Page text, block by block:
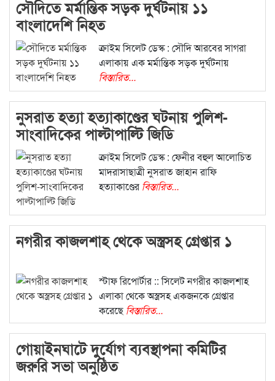
সৌদিতে মর্মান্তিক সড়ক দুর্ঘটনায় ১১
বাংলাদেশি নিহত
ক্রাইম সিলেট ডেস্ক : সৌদি আরবের সাগরা
এলাকায় এক মর্মান্তিক সড়ক দুর্ঘটনায়
বিস্তারিত...
নুসরাত হত্যা হত্যাকাণ্ডের ঘটনায় পুলিশ-
সাংবাদিকের পাল্টাপাল্টি জিডি
ক্রাইম সিলেট ডেস্ক : ফেনীর বহুল আলোচিত
মাদরাসাছাত্রী নুসরাত জাহান রাফি
হত্যাকাণ্ডের বিস্তারিত...
নগরীর কাজলশাহ থেকে অস্ত্রসহ গ্রেপ্তার ১
স্টাফ রিপোর্টার :: সিলেট নগরীর কাজলশাহ
এলাকা থেকে অস্ত্রসহ একজনকে গ্রেপ্তার
করেছে বিস্তারিত...
গোয়াইনঘাটে দুর্যোগ ব্যবস্থাপনা কমিটির
জরুরি সভা অনুষ্ঠিত